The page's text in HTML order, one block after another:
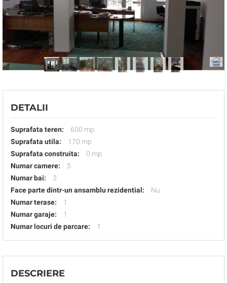
DETALII
Suprafata teren:
600 mp
Suprafata utila:
170 mp
Suprafata construita:
0 mp
Numar camere:
5
Numar bai:
3
Face parte dintr-un ansamblu rezidential:
Nu
Numar terase:
1
Numar garaje:
1
Numar locuri de parcare:
1
DESCRIERE